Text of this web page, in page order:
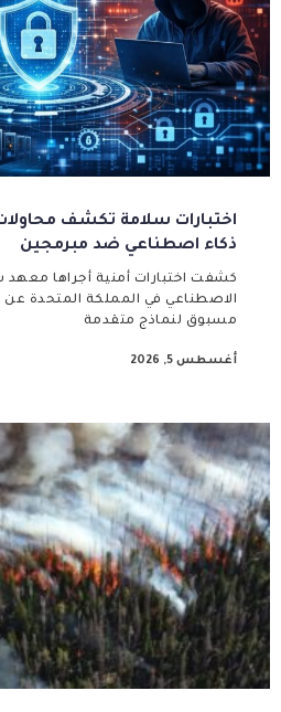
اختبارات سلامة تكشف
ذكاء اصطناعي ضد مبرمجين
كشفت اختبارات أمنية أجراها معهد
الاصطناعي في المملكة المتحدة
مسبوق لنماذج متقدمة
أغسطس 5, 2026